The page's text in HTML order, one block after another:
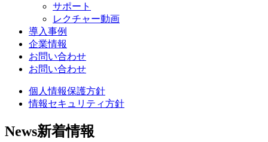
サポート
レクチャー動画
導入事例
企業情報
お問い合わせ
お問い合わせ
個人情報保護方針
情報セキュリティ方針
News新着情報